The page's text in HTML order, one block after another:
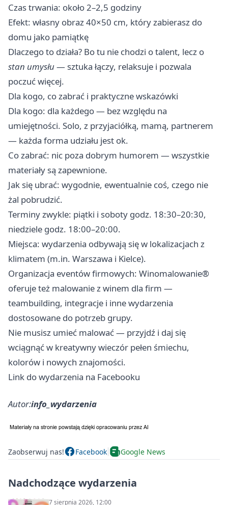
Czas trwania: około 2–2,5 godziny
Efekt: własny obraz 40×50 cm, który zabierasz do
domu jako pamiątkę
Dlaczego to działa? Bo tu nie chodzi o talent, lecz o
stan umysłu— sztuka łączy, relaksuje i pozwala
poczuć więcej.
Dla kogo, co zabrać i praktyczne wskazówki
Dla kogo: dla każdego — bez względu na
umiejętności. Solo, z przyjaciółką, mamą, partnerem
— każda forma udziału jest ok. ‍
Co zabrać: nic poza dobrym humorem — wszystkie
materiały są zapewnione.
Jak się ubrać: wygodnie, ewentualnie coś, czego nie
żal pobrudzić.
Terminy zwykle: piątki i soboty godz. 18:30–20:30,
niedziele godz. 18:00–20:00.
Miejsca: wydarzenia odbywają się w lokalizacjach z
klimatem (m.in. Warszawa i Kielce).
Organizacja eventów firmowych: Winomalowanie®
oferuje też malowanie z winem dla firm —
teambuilding, integracje i inne wydarzenia
dostosowane do potrzeb grupy.
Nie musisz umieć malować — przyjdź i daj się
wciągnąć w kreatywny wieczór pełen śmiechu,
kolorów i nowych znajomości.
Link do wydarzenia na Facebooku
Autor:info_wydarzenia
Zaobserwuj nas! Facebook Google News
Nadchodzące wydarzenia
7 sierpnia 2026, 12:00